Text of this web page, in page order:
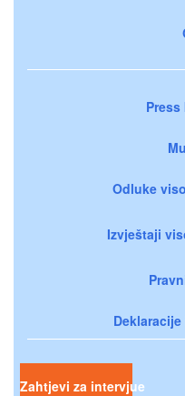
Odluke
Izvještaji
Zahtjevi za intervjue